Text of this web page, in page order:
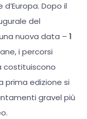
Dopo il
del
nuova data – 1
i percorsi
costituiscono
prima edizione si
gravel più